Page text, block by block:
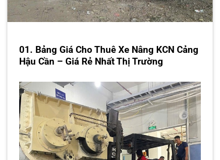
01. Bảng Giá Cho Thuê Xe Nâng KCN Cảng
Hậu Cần – Giá Rẻ Nhất Thị Trường